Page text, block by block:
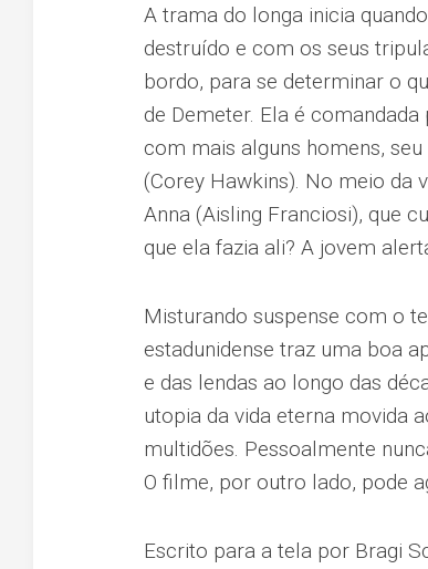
A trama do longa inicia
destruído e com os seus
bordo, para se determinar o
de Demeter. Ela é
com mais alguns homens,
(Corey Hawkins). No meio da
Anna (Aisling Franciosi), que
que ela fazia ali? A jovem
Misturando suspense com o
estadunidense traz uma boa
e das lendas ao longo das
utopia da vida eterna movida
multidões. Pessoalmente
O filme, por outro lado, pode
Escrito para a tela por Bragi